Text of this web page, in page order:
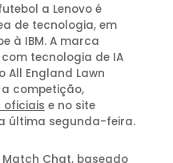
a Lenovo é
de tecnologia, em
à IBM. A marca
tecnologia de IA
England Lawn
competição,
oficiais e no site
última segunda-feira.
Chat, baseado